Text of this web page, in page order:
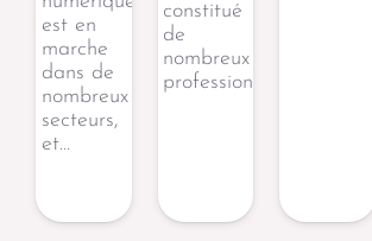
est en
marche
dans de
nombreux
secteurs,
et…
constitué
de
nombreux
professionnels…